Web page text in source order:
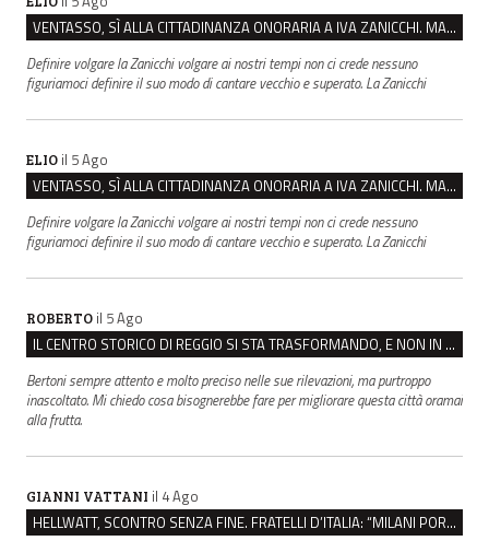
VENTASSO, SÌ ALLA CITTADINANZA ONORARIA A IVA ZANICCHI. MA BARGIACCHI: “È DI PESSIMO GUSTO”
Definire volgare la Zanicchi volgare ai nostri tempi non ci crede nessuno
figuriamoci definire il suo modo di cantare vecchio e superato. La Zanicchi
ELIO il 5 Ago
VENTASSO, SÌ ALLA CITTADINANZA ONORARIA A IVA ZANICCHI. MA BARGIACCHI: “È DI PESSIMO GUSTO”
Definire volgare la Zanicchi volgare ai nostri tempi non ci crede nessuno
figuriamoci definire il suo modo di cantare vecchio e superato. La Zanicchi
ROBERTO il 5 Ago
IL CENTRO STORICO DI REGGIO SI STA TRASFORMANDO, E NON IN MEGLIO
Bertoni sempre attento e molto preciso nelle sue rilevazioni, ma purtroppo
inascoltato. Mi chiedo cosa bisognerebbe fare per migliorare questa città oramai
alla frutta.
GIANNI VATTANI il 4 Ago
HELLWATT, SCONTRO SENZA FINE. FRATELLI D’ITALIA: “MILANI PORTA DOCUMENTI, DE FRANCO INSULTI”